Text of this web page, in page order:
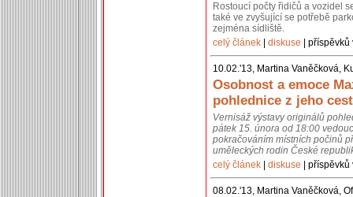
Rostoucí počty řidičů a vozidel
také ve zvyšující se potřebě
zejména sídliště.
celý článek
diskuse |
10.02.'13, Martina Vaněčková,
Osobnost a emoce
pohlednice z jeho cest
Vernisáž výstavy originálů
pátek 15. února od 18:00
pokračováním místních počinů
uměleckých rodin České
celý článek
diskuse |
08.02.'13, Martina Vaněčková,